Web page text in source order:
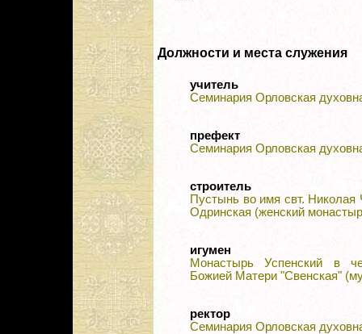
Должности и места служения
учитель
Семинария Орловская
префект
Семинария Орловская
строитель
Пустынь во имя свт. Николая
Одринская (женский
игумен
Монастырь Успенский в
Божией Матери "Свенская"
ректор
Семинария Орловская